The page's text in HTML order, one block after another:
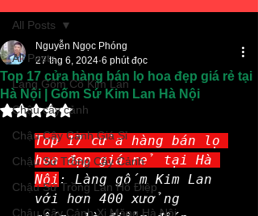
All Posts
Làng Gốm Cổ Kim Lan
Chậu cây cảnh
Chậu Cây Cảnh Giá Sỉ
Chậu Sứ Trồng Cây Cảnh
Chậu Sứ Trồng Lan Hồ Điệp
Chậu Cây Cảnh Xi Măng Hà Nội
All Posts
Top 17 cửa hàng bán lọ hoa đẹp giá rẻ tại
Hà Nội | Gốm Sứ Kim Lan Hà Nội
Nguyễn Ngọc Phóng
27 thg 6, 2024 6 phút đọc
Đã xếp hạng NaN/5 sao.
Top 17 cửa hàng bán lọ
hoa đẹp giá rẻ tại Hà
Nội : Làng gốm Kim Lan
với hơn 400 xưởng